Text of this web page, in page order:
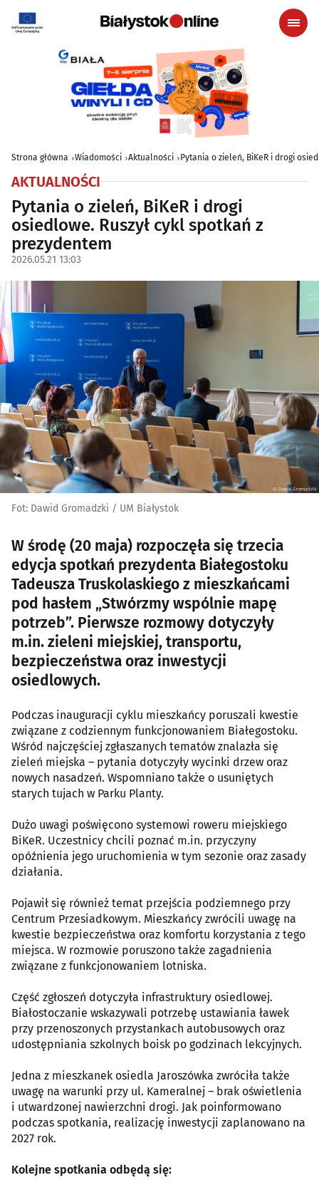
Strona główna Wiadomości Aktualności Pytania o zieleń, BiKeR i drogi
AKTUALNOŚCI
Pytania o zieleń, BiKeR i drogi
osiedlowe. Ruszył cykl spotkań z
prezydentem
2026.05.21 13:03
Fot: Dawid Gromadzki / UM Białystok
W środę (20 maja) rozpoczęła się trzecia
edycja spotkań prezydenta Białegostoku
Tadeusza Truskolaskiego z mieszkańcami
pod hasłem „Stwórzmy wspólnie mapę
potrzeb”. Pierwsze rozmowy dotyczyły
m.in. zieleni miejskiej, transportu,
bezpieczeństwa oraz inwestycji
osiedlowych.
Podczas inauguracji cyklu mieszkańcy poruszali kwestie
związane z codziennym funkcjonowaniem Białegostoku.
Wśród najczęściej zgłaszanych tematów znalazła się
zieleń miejska – pytania dotyczyły wycinki drzew oraz
nowych nasadzeń. Wspomniano także o usuniętych
starych tujach w Parku Planty.
Dużo uwagi poświęcono systemowi roweru miejskiego
BiKeR. Uczestnicy chcili poznać m.in. przyczyny
opóźnienia jego uruchomienia w tym sezonie oraz zasady
działania.
Pojawił się również temat przejścia podziemnego przy
Centrum Przesiadkowym. Mieszkańcy zwrócili uwagę na
kwestie bezpieczeństwa oraz komfortu korzystania z tego
miejsca. W rozmowie poruszono także zagadnienia
związane z funkcjonowaniem lotniska.
Część zgłoszeń dotyczyła infrastruktury osiedlowej.
Białostoczanie wskazywali potrzebę ustawiania ławek
przy przenoszonych przystankach autobusowych oraz
udostępniania szkolnych boisk po godzinach lekcyjnych.
Jedna z mieszkanek osiedla Jaroszówka zwróciła także
uwagę na warunki przy ul. Kameralnej – brak oświetlenia
i utwardzonej nawierzchni drogi. Jak poinformowano
podczas spotkania, realizację inwestycji zaplanowano na
2027 rok.
Kolejne spotkania odbędą się: